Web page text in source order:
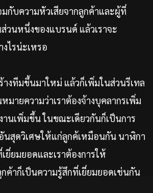
กับความหัวเสียจากลูกค้าและผู้ที่
วนหนึ่งของแบรนด์ แล้วเราจะ
ไรน่ะเหรอ
างทีมขึ้นมาใหม่ แล้วก็เพิ่มในส่วนรีเทล
มายความว่าเราต้องจ้างบุคลากรเพิ่ม
นเพิ่มขึ้น ในขณะเดียวกันก็เป็นการ
สุดวิเศษให้แก่ลูกค้เหมือนกัน นาฬิกา
ยี่ยมยอดและเราต้องการให้
ค้าก็เป็นความรู้สึกที่เยี่ยมยอดเช่นกัน